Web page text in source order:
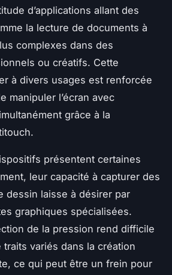
d’applications allant des
la lecture de documents à
complexes dans des
ou créatifs. Cette
à divers usages est renforcée
manipuler l’écran avec
grâce à la
présentent certaines
leur capacité à capturer des
dessin laisse à désirer par
graphiques spécialisées.
de la pression rend difficile
variés dans la création
ce qui peut être un frein pour